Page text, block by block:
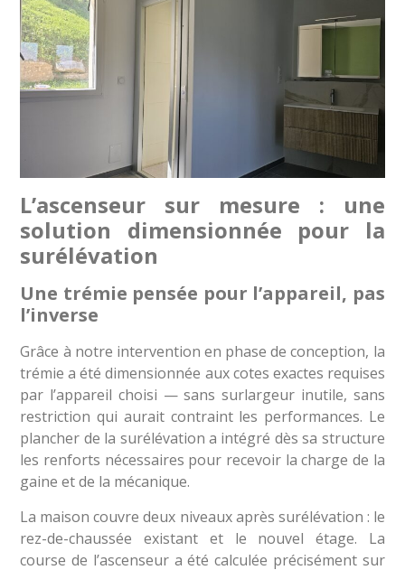
L’ascenseur sur mesure : une
solution dimensionnée pour la
surélévation
Une trémie pensée pour l’appareil, pas
l’inverse
Grâce à notre intervention en phase de conception, la
trémie a été dimensionnée aux cotes exactes requises
par l’appareil choisi — sans surlargeur inutile, sans
restriction qui aurait contraint les performances. Le
plancher de la surélévation a intégré dès sa structure
les renforts nécessaires pour recevoir la charge de la
gaine et de la mécanique.
La maison couvre deux niveaux après surélévation : le
rez-de-chaussée existant et le nouvel étage. La
course de l’ascenseur a été calculée précisément sur